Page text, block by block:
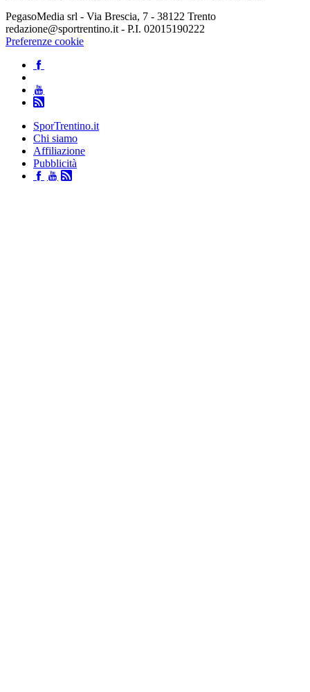
PegasoMedia srl - Via Brescia, 7 - 38122 Trento
redazione@sportrentino.it - P.I. 02015190222
Preferenze cookie
SporTrentino.it
Chi siamo
Affiliazione
Pubblicità